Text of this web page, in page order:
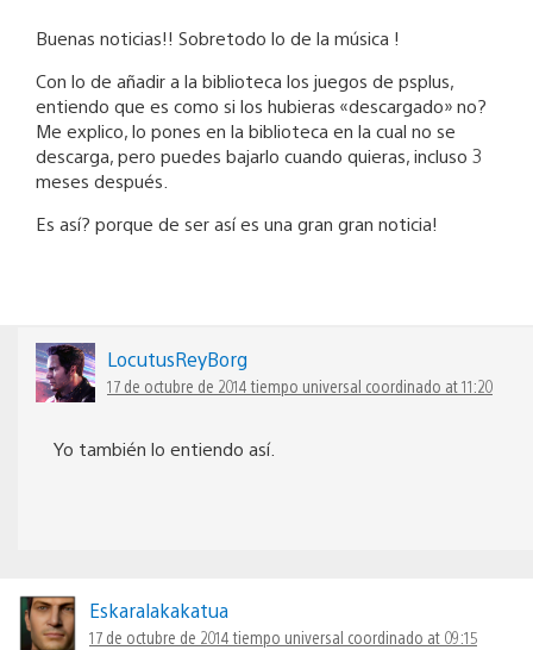
Buenas noticias!! Sobretodo lo de la música !
Con lo de añadir a la biblioteca los juegos de psplus,
entiendo que es como si los hubieras «descargado» no?
Me explico, lo pones en la biblioteca en la cual no se
descarga, pero puedes bajarlo cuando quieras, incluso 3
meses después.
Es así? porque de ser así es una gran gran noticia!
LocutusReyBorg
17 de octubre de 2014 tiempo universal coordinado at 11:20
Yo también lo entiendo así.
Eskaralakakatua
17 de octubre de 2014 tiempo universal coordinado at 09:15